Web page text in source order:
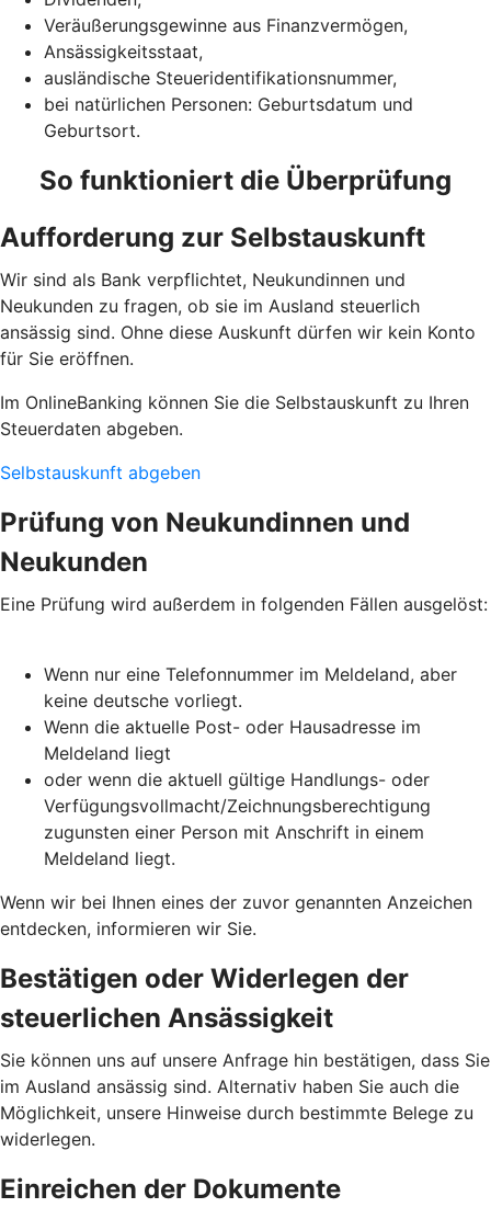
Veräußerungsgewinne aus Finanzvermögen,
Ansässigkeitsstaat,
ausländische Steueridentifikationsnummer,
bei natürlichen Personen: Geburtsdatum und
Geburtsort.
So funktioniert die Überprüfung
Aufforderung zur Selbstauskunft
Wir sind als Bank verpflichtet, Neukundinnen und
Neukunden zu fragen, ob sie im Ausland steuerlich
ansässig sind. Ohne diese Auskunft dürfen wir kein Konto
für Sie eröffnen.
Im OnlineBanking können Sie die Selbstauskunft zu Ihren
Steuerdaten abgeben.
Selbstauskunft abgeben
Prüfung von Neukundinnen und
Neukunden
Eine Prüfung wird außerdem in folgenden Fällen ausgelöst:
Wenn nur eine Telefonnummer im Meldeland, aber
keine deutsche vorliegt.
Wenn die aktuelle Post- oder Hausadresse im
Meldeland liegt
oder wenn die aktuell gültige Handlungs- oder
Verfügungsvollmacht/Zeichnungsberechtigung
zugunsten einer Person mit Anschrift in einem
Meldeland liegt.
Wenn wir bei Ihnen eines der zuvor genannten Anzeichen
entdecken, informieren wir Sie.
Bestätigen oder Widerlegen der
steuerlichen Ansässigkeit
Sie können uns auf unsere Anfrage hin bestätigen, dass Sie
im Ausland ansässig sind. Alternativ haben Sie auch die
Möglichkeit, unsere Hinweise durch bestimmte Belege zu
widerlegen.
Einreichen der Dokumente